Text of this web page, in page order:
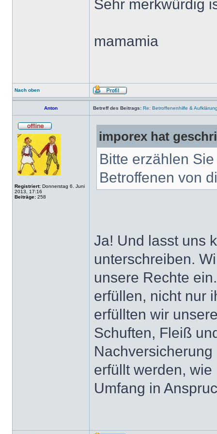
Sehr merkwürdig
mamamia
Nach oben
Anton Betreff des Beitrags: Re: Betroffenenhilfe &
Registriert: Donnerstag 6. Juni
2013, 17:16
Beiträge: 258
imporex hat
Bitte erzählen
Betroffenen von
Ja! Und lasst uns
unterschreiben.
unsere Rechte
erfüllen, nicht nur
erfüllten wir
Schuften, Fleiß
erfüllt werden,
Umfang in